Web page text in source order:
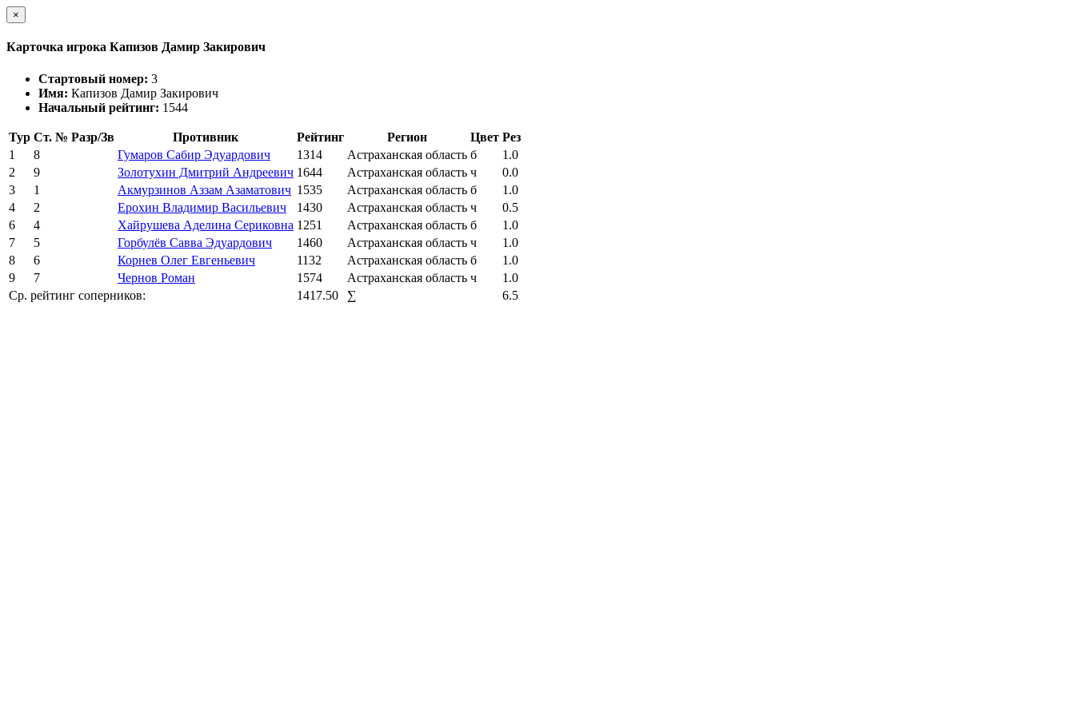
×
Карточка игрока Капизов Дамир Закирович
Стартовый номер: 3
Имя: Капизов Дамир Закирович
Начальный рейтинг: 1544
Тур Ст. № Разр/Зв Противник Рейтинг Регион Цвет Рез
1
8 Гумаров Сабир Эдуардович 1314 Астраханская область б
1.0
2
9 Золотухин Дмитрий Андреевич 1644 Астраханская область ч
0.0
3
1 Акмурзинов Аззам Азаматович 1535 Астраханская область б
1.0
4
2 Ерохин Владимир Васильевич 1430 Астраханская область ч
0.5
6
4 Хайрушева Аделина Сериковна 1251 Астраханская область б
1.0
7
5 Горбулёв Савва Эдуардович 1460 Астраханская область ч
1.0
8
6 Корнев Олег Евгеньевич 1132 Астраханская область б
1.0
9
7 Чернов Роман 1574 Астраханская область ч
1.0
Ср. рейтинг соперников:
1417.50 ∑ 6.5